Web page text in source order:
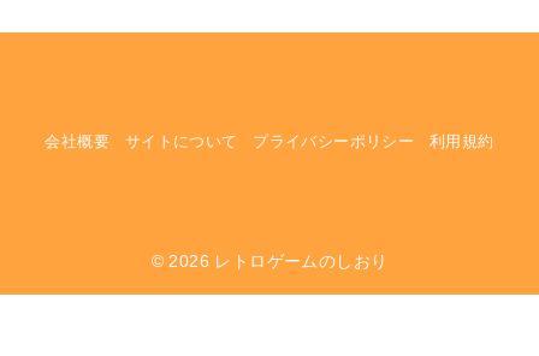
会社概要 サイトについて プライバシーポリシー 利用規約
© 2026 レトロゲームのしおり